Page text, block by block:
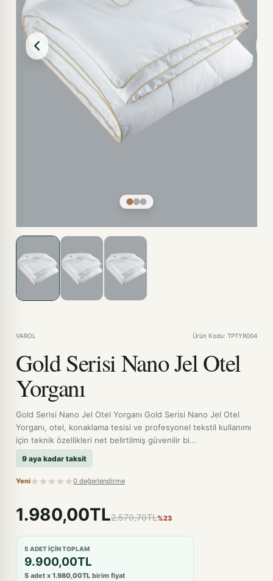
VAROL Ürün Kodu: TPTYR004
Gold Serisi Nano Jel Otel
Yorganı
Gold Serisi Nano Jel Otel Yorganı Gold Serisi Nano Jel Otel
Yorganı, otel, konaklama tesisi ve profesyonel tekstil kullanımı
için teknik özellikleri net belirtilmiş güvenilir bi...
9 aya kadar taksit
Yeni 0 değerlendirme
1.980,00TL2.570,70TL%23
5 ADET IÇIN TOPLAM
9.900,00TL
5 adet x 1.980,00TL birim fiyat